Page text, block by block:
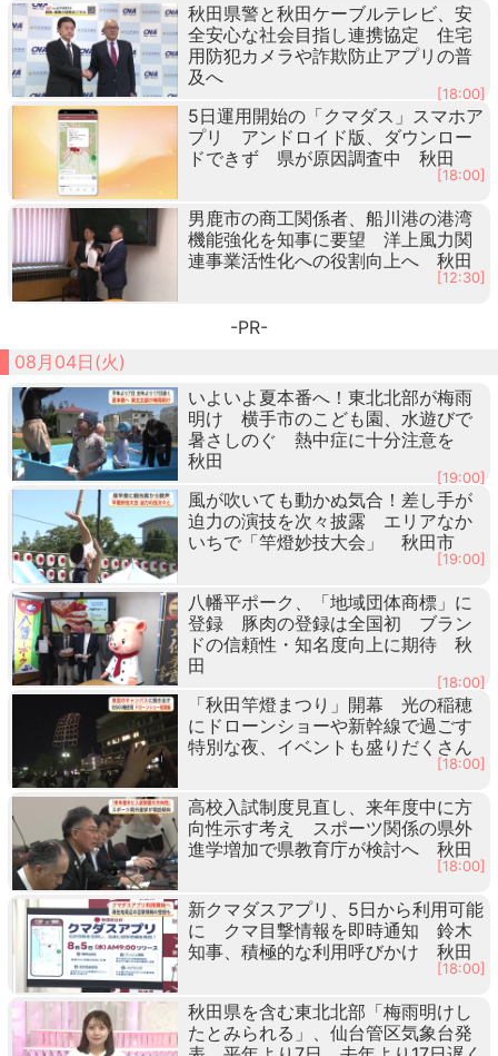
秋田県警と秋田ケーブルテレビ、安
全安心な社会目指し連携協定 住宅
用防犯カメラや詐欺防止アプリの普
及へ
[18:00]
5日運用開始の「クマダス」スマホア
プリ アンドロイド版、ダウンロー
ドできず 県が原因調査中 秋田
[18:00]
男鹿市の商工関係者、船川港の港湾
機能強化を知事に要望 洋上風力関
連事業活性化への役割向上へ 秋田
[12:30]
-PR-
08月04日(火)
いよいよ夏本番へ！東北北部が梅雨
明け 横手市のこども園、水遊びで
暑さしのぐ 熱中症に十分注意を
秋田
[19:00]
風が吹いても動かぬ気合！差し手が
迫力の演技を次々披露 エリアなか
いちで「竿燈妙技大会」 秋田市
[19:00]
八幡平ポーク、「地域団体商標」に
登録 豚肉の登録は全国初 ブラン
ドの信頼性・知名度向上に期待 秋
田
[18:00]
「秋田竿燈まつり」開幕 光の稲穂
にドローンショーや新幹線で過ごす
特別な夜、イベントも盛りだくさん
[18:00]
高校入試制度見直し、来年度中に方
向性示す考え スポーツ関係の県外
進学増加で県教育庁が検討へ 秋田
[18:00]
新クマダスアプリ、5日から利用可能
に クマ目撃情報を即時通知 鈴木
知事、積極的な利用呼びかけ 秋田
[18:00]
秋田県を含む東北北部「梅雨明けし
たとみられる」、仙台管区気象台発